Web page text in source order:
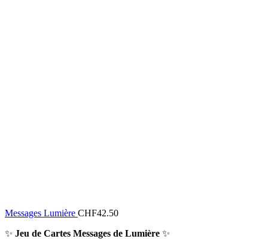
Messages Lumière CHF42.50
✨ Jeu de Cartes Messages de Lumière ✨